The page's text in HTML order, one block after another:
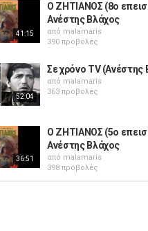
41:15
Ο ΖΗΤΙΑΝΟΣ (8o
Ανέστης Βλάχος
από malamaris
390 προβολές
52:04
Σε χρόνο TV (Ανέστης
από malamaris
363 προβολές
36:51
Ο ΖΗΤΙΑΝΟΣ (5o
Ανέστης Βλάχος
από malamaris
398 προβολές